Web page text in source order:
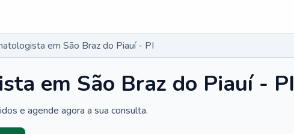
em São Braz do Piauí - PI
em São Braz do Piauí - PI
e agende agora a sua consulta.